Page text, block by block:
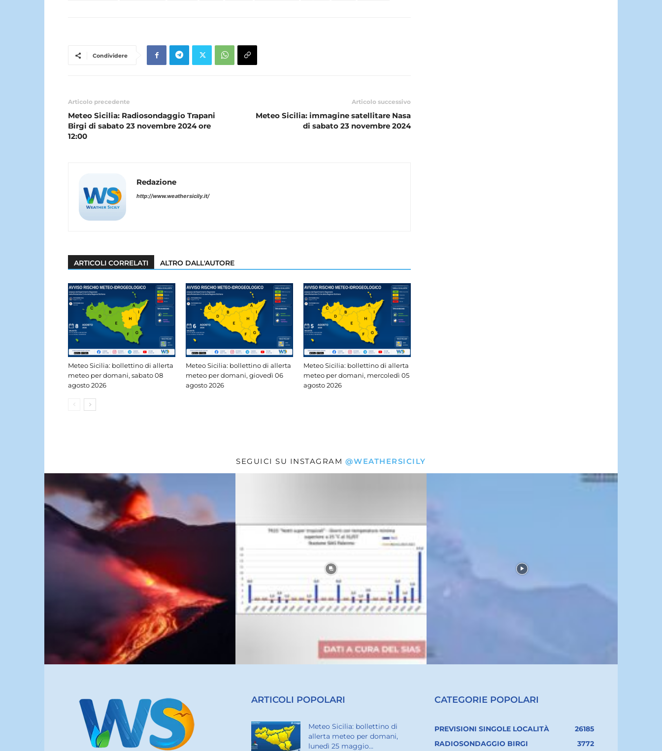
Condividere
Articolo precedente
Meteo Sicilia: Radiosondaggio Trapani
Birgi di sabato 23 novembre 2024 ore
12:00
Articolo successivo
Meteo Sicilia: immagine satellitare Nasa
di sabato 23 novembre 2024
Redazione
http://www.weathersicily.it/
ARTICOLI CORRELATI ALTRO DALL'AUTORE
Meteo Sicilia: bollettino di allerta
meteo per domani, sabato 08
agosto 2026
Meteo Sicilia: bollettino di allerta
meteo per domani, giovedì 06
agosto 2026
Meteo Sicilia: bollettino di allerta
meteo per domani, mercoledì 05
agosto 2026
SEGUICI SU INSTAGRAM @WEATHERSICILY
ARTICOLI POPOLARI
Meteo Sicilia: bollettino di
allerta meteo per domani,
lunedì 25 maggio...
CATEGORIE POPOLARI
PREVISIONI SINGOLE LOCALITÀ
26185
RADIOSONDAGGIO BIRGI
3772